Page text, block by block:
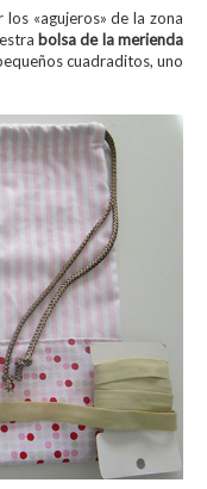
«agujeros» de la zona
bolsa de la merienda
cuadraditos, uno